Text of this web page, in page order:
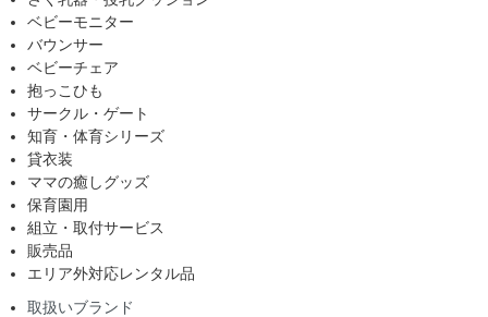
ベビーモニター
バウンサー
ベビーチェア
抱っこひも
サークル・ゲート
知育・体育シリーズ
貸衣装
ママの癒しグッズ
保育園用
組立・取付サービス
販売品
エリア外対応レンタル品
取扱いブランド